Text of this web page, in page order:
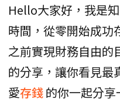
Hello大家好，我是
時間，從零開始成功
之前實現財務自由的
的分享，讓你看見最
愛存錢的你一起分享